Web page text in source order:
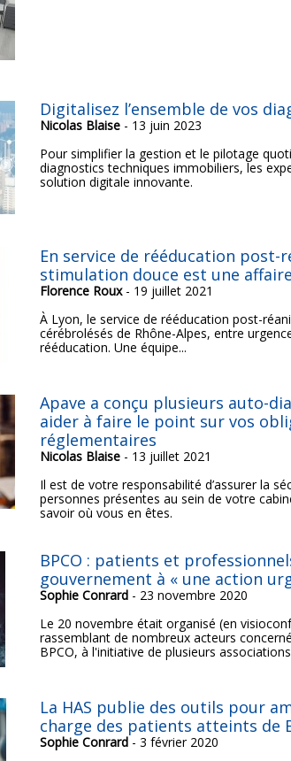
Digitalisez l’ensemble de vos
Nicolas Blaise - 13 juin 2023
Pour simplifier la gestion et le pilotage
diagnostics techniques immobiliers, les
solution digitale innovante.
En service de rééducation post-
stimulation douce est une
Florence Roux- 19 juillet 2021
À Lyon, le service de rééducation post-
cérébrolésés de Rhône-Alpes, entre
rééducation. Une équipe...
Apave a conçu plusieurs auto-
aider à faire le point sur vos
réglementaires
Nicolas Blaise - 13 juillet 2021
Il est de votre responsabilité d’assurer la
personnes présentes au sein de votre
savoir où vous en êtes.
BPCO : patients et
gouvernement à « une action
Sophie Conrard - 23 novembre 2020
Le 20 novembre était organisé (en
rassemblant de nombreux acteurs
BPCO, à l'initiative de plusieurs
La HAS publie des outils pour
charge des patients atteints de
Sophie Conrard - 3 février 2020